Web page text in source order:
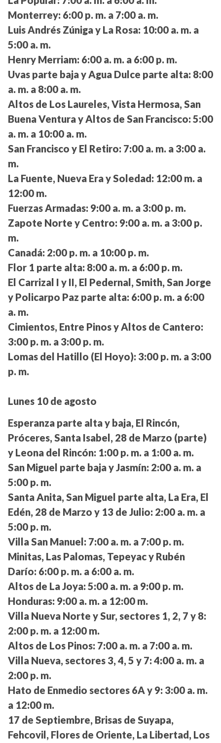
Monterrey: 6:00 p. m. a 7:00 a. m.
Luis Andrés Zúniga y La Rosa: 10:00 a. m. a
5:00 a. m.
Henry Merriam: 6:00 a. m. a 6:00 p. m.
Uvas parte baja y Agua Dulce parte alta: 8:00
a. m. a 8:00 a. m.
Altos de Los Laureles, Vista Hermosa, San
Buena Ventura y Altos de San Francisco: 5:00
a. m. a 10:00 a. m.
San Francisco y El Retiro: 7:00 a. m. a 3:00 a.
m.
La Fuente, Nueva Era y Soledad: 12:00 m. a
12:00 m.
Fuerzas Armadas: 9:00 a. m. a 3:00 p. m.
Zapote Norte y Centro: 9:00 a. m. a 3:00 p.
m.
Canadá: 2:00 p. m. a 10:00 p. m.
Flor 1 parte alta: 8:00 a. m. a 6:00 p. m.
El Carrizal I y II, El Pedernal, Smith, San Jorge
y Policarpo Paz parte alta: 6:00 p. m. a 6:00
a. m.
Cimientos, Entre Pinos y Altos de Cantero:
3:00 p. m. a 3:00 p. m.
Lomas del Hatillo (El Hoyo): 3:00 p. m. a 3:00
p. m.
Lunes 10 de agosto
Esperanza parte alta y baja, El Rincón,
Próceres, Santa Isabel, 28 de Marzo (parte)
y Leona del Rincón: 1:00 p. m. a 1:00 a. m.
San Miguel parte baja y Jasmín: 2:00 a. m. a
5:00 p. m.
Santa Anita, San Miguel parte alta, La Era, El
Edén, 28 de Marzo y 13 de Julio: 2:00 a. m. a
5:00 p. m.
Villa San Manuel: 7:00 a. m. a 7:00 p. m.
Minitas, Las Palomas, Tepeyac y Rubén
Darío: 6:00 p. m. a 6:00 a. m.
Altos de La Joya: 5:00 a. m. a 9:00 p. m.
Honduras: 9:00 a. m. a 12:00 m.
Villa Nueva Norte y Sur, sectores 1, 2, 7 y 8:
2:00 p. m. a 12:00 m.
Altos de Los Pinos: 7:00 a. m. a 7:00 a. m.
Villa Nueva, sectores 3, 4, 5 y 7: 4:00 a. m. a
2:00 p. m.
Hato de Enmedio sectores 6A y 9: 3:00 a. m.
a 12:00 m.
17 de Septiembre, Brisas de Suyapa,
Fehcovil, Flores de Oriente, La Libertad, Los